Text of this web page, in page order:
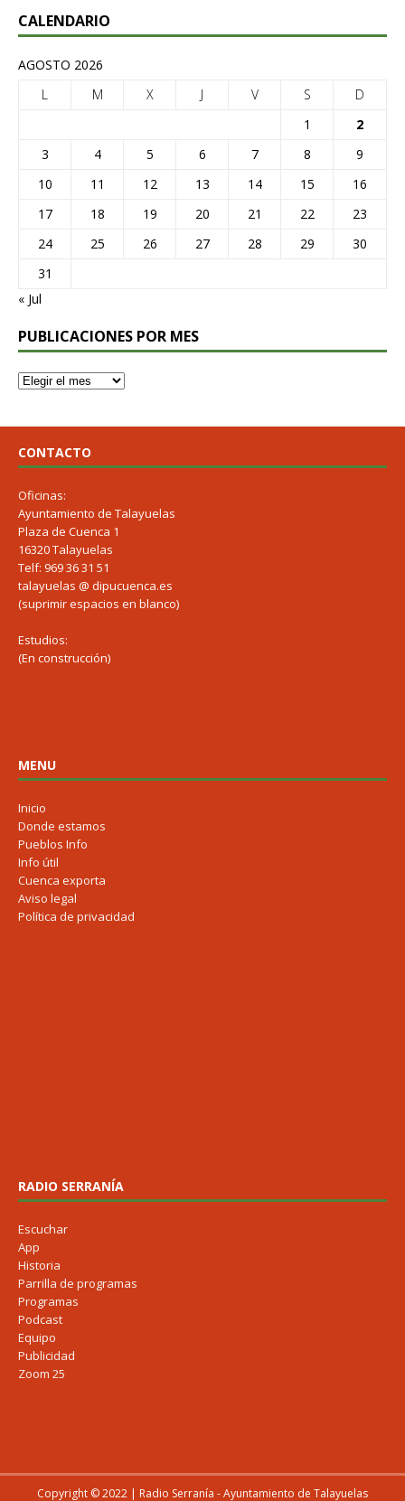
CALENDARIO
AGOSTO 2026
L
M X J V S
D
1
2
3
4 5 6 7 8
9
10
11 12 13 14 15
16
17
18 19 20 21 22
23
24
25 26 27 28 29
30
31
« Jul
PUBLICACIONES POR MES
CONTACTO
Oficinas:
Ayuntamiento de Talayuelas
Plaza de Cuenca 1
16320 Talayuelas
Telf: 969 36 31 51
talayuelas @ dipucuenca.es
(suprimir espacios en blanco)
Estudios:
(En construcción)
MENU
Inicio
Donde estamos
Pueblos Info
Info útil
Cuenca exporta
Aviso legal
Política de privacidad
RADIO SERRANÍA
Escuchar
App
Historia
Parrilla de programas
Programas
Podcast
Equipo
Publicidad
Zoom 25
Copyright © 2022 | Radio Serranía - Ayuntamiento de Talayuelas